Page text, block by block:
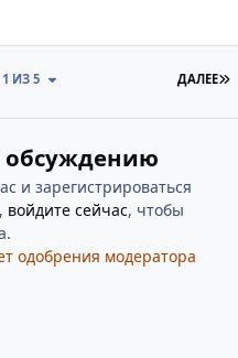
ДАЛЕЕ
ИЗ 5
обсуждению
и зарегистрироваться
войдите сейчас, чтобы
одобрения модератора